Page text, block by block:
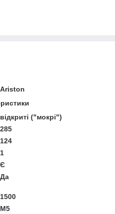
Ariston
відкриті ("мокрі")
285
124
1
Є
Да
1500
M5